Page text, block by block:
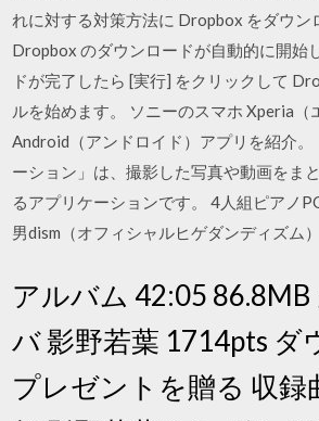
れに対する対策方法に Dropbox をダウン
Dropbox のダウンロードが自動的に開始
ドが完了したら [実行] をクリックして
ルを始めます。 ソニーのスマホ Xperia（
Android（アンドロイド）アプリを紹介。
ーション」は、撮影した写真や動画をま
るアプリケーションです。 4人組ピアノ
男dism（オフィシャルヒゲダンディズム
アルバム 42:05 86.8MB
バ 影野若葉 1714pts ダ
プレゼントを贈る 収録